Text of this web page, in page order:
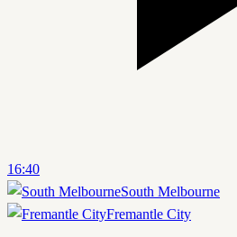
16:40
South Melbourne
Fremantle City